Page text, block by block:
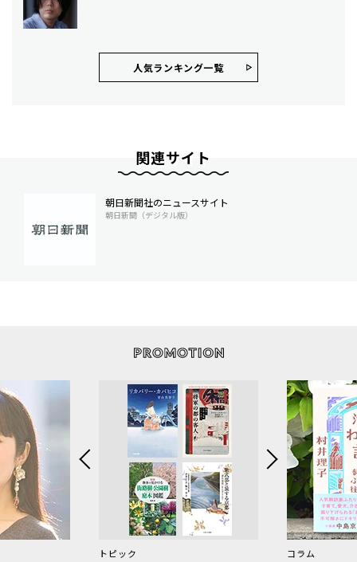
人気ランキング⼀覧
関連サイト
朝日新聞社のニュースサイト
朝日新聞（デジタル版）
トピック コラム